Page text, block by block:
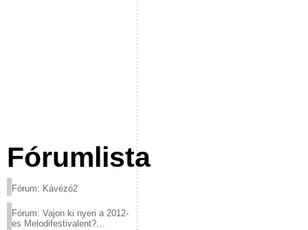
Fórumlista
Fórum: Kávézó2
Fórum: Vajon ki nyeri a 2012-
es Melodifestivalent?